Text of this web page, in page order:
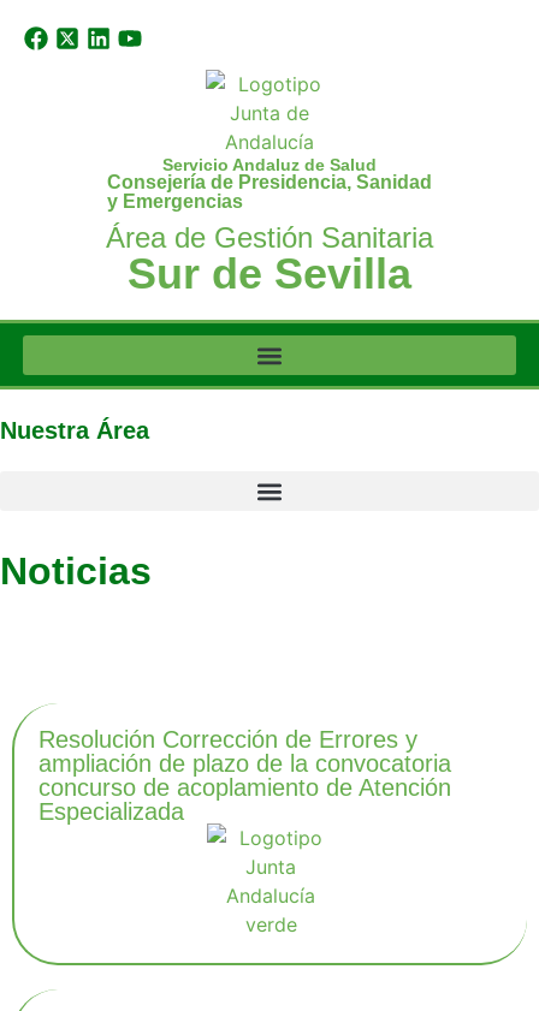
Servicio Andaluz de Salud
Consejería de Presidencia, Sanidad
y Emergencias
Área de Gestión Sanitaria
Sur de Sevilla
Nuestra Área
Noticias
Resolución Corrección de Errores y
ampliación de plazo de la convocatoria
concurso de acoplamiento de Atención
Especializada